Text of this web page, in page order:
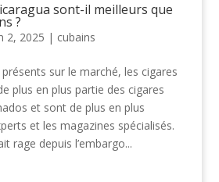
sont-il meilleurs que
?
2, 2025 | cubains
sur le marché, les cigares
plus en plus partie des cigares
et sont de plus en plus
et les magazines spécialisés.
rage depuis l’embargo...